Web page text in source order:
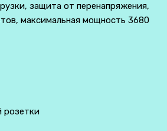
защита от перенапряжения,
максимальная мощность 3680
розетки